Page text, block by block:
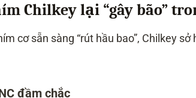
Chilkey lại “gây bão”
cơ sẵn sàng “rút hầu bao”, Chilkey
đầm chắc